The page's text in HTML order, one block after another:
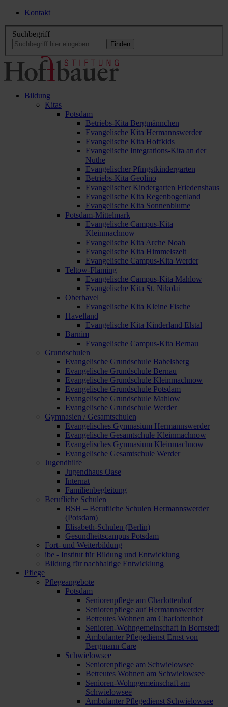
Kontakt
Suchbegriff
Bildung
Kitas
Potsdam
Betriebs-Kita Bergmännchen
Evangelische Kita Hermannswerder
Evangelische Kita Hoffkids
Evangelische Integrations-Kita an der
Nuthe
Evangelischer Pfingstkindergarten
Betriebs-Kita Geolino
Evangelischer Kindergarten Friedenshaus
Evangelische Kita Regenbogenland
Evangelische Kita Sonnenblume
Potsdam-Mittelmark
Evangelische Campus-Kita
Kleinmachnow
Evangelische Kita Arche Noah
Evangelische Kita Himmelszelt
Evangelische Campus-Kita Werder
Teltow-Fläming
Evangelische Campus-Kita Mahlow
Evangelische Kita St. Nikolai
Oberhavel
Evangelische Kita Kleine Fische
Havelland
Evangelische Kita Kinderland Elstal
Barnim
Evangelische Campus-Kita Bernau
Grundschulen
Evangelische Grundschule Babelsberg
Evangelische Grundschule Bernau
Evangelische Grundschule Kleinmachnow
Evangelische Grundschule Potsdam
Evangelische Grundschule Mahlow
Evangelische Grundschule Werder
Gymnasien / Gesamtschulen
Evangelisches Gymnasium Hermannswerder
Evangelische Gesamtschule Kleinmachnow
Evangelisches Gymnasium Kleinmachnow
Evangelische Gesamtschule Werder
Jugendhilfe
Jugendhaus Oase
Internat
Familienbegleitung
Berufliche Schulen
BSH – Berufliche Schulen Hermannswerder
(Potsdam)
Elisabeth-Schulen (Berlin)
Gesundheitscampus Potsdam
Fort- und Weiterbildung
ibe - Institut für Bildung und Entwicklung
Bildung für nachhaltige Entwicklung
Pflege
Pflegeangebote
Potsdam
Seniorenpflege am Charlottenhof
Seniorenpflege auf Hermannswerder
Betreutes Wohnen am Charlottenhof
Senioren-Wohngemeinschaft in Bornstedt
Ambulanter Pflegedienst Ernst von
Bergmann Care
Schwielowsee
Seniorenpflege am Schwielowsee
Betreutes Wohnen am Schwielowsee
Senioren-Wohngemeinschaft am
Schwielowsee
Ambulanter Pflegedienst Schwielowsee